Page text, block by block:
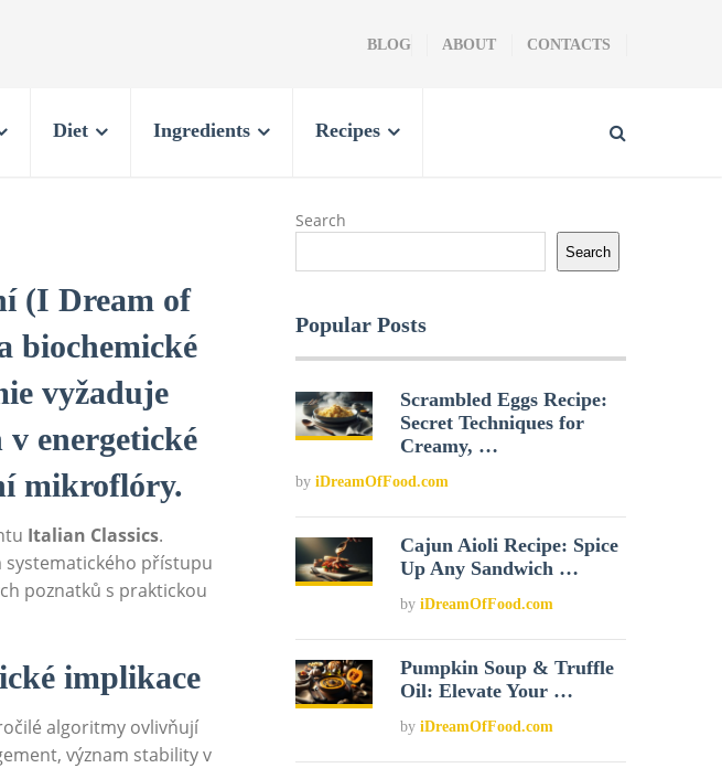
BLOG ABOUT CONTACTS
Diet Ingredients Recipes
(I Dream of
biochemické
vyžaduje
energetické
mikroflóry.
Italian Classics.
systematického přístupu
poznatků s praktickou
implikace
algoritmy ovlivňují
význam stability v
Search
Search
Popular Posts
Scrambled Eggs Recipe:
Secret Techniques for
Creamy, …
by iDreamOfFood.com
Cajun Aioli Recipe: Spice
Up Any Sandwich …
byiDreamOfFood.com
Pumpkin Soup & Truffle
Oil: Elevate Your …
byiDreamOfFood.com